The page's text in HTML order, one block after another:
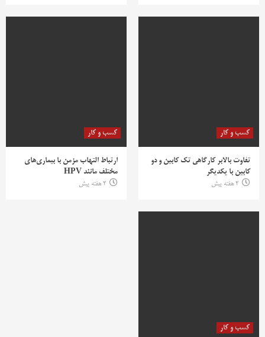
کسب و کار
تفاوت بالابر کارگاهی تک کابین و دو
کابین با یکدیگر
2 هفته پیش
کسب و کار
ارتباط التهاب مزمن با بیماری‌های
مختلف مانند HPV
2 هفته پیش
کسب و کار